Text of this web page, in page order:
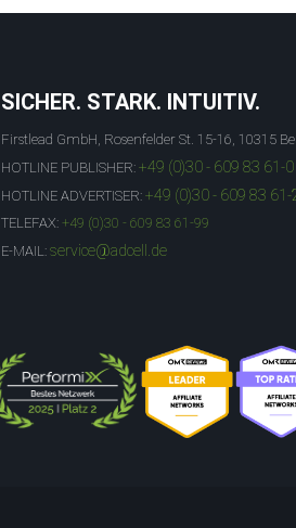
SICHER. STARK. INTUITIV.
Firstlead GmbH, Rosenfelder St. 15-16, 10315
HOTLINE PUBLISHER: +49 (0)30 - 609 83 61-0
HOTLINE ADVERTISER: +49 (0)30 - 609 83 61-
TELEFAX: +49 (0)30 - 609 83 61-99
E-MAIL: service@adcell.de